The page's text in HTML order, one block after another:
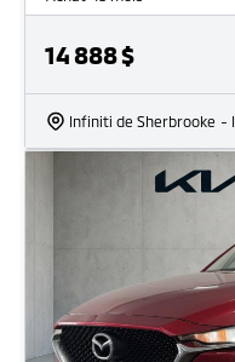
14 888$
Infiniti de Sherbrooke -